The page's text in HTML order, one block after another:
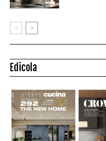
Edicola